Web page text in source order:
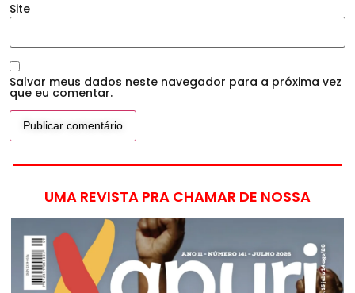
Site
Salvar meus dados neste navegador para a próxima vez
que eu comentar.
UMA REVISTA PRA CHAMAR DE NOSSA